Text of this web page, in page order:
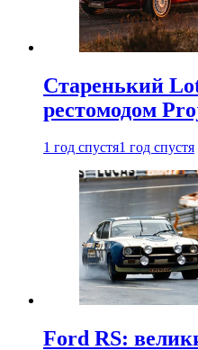
Старенький
рестомодом
1 год спустя1 год спустя
Ford RS: